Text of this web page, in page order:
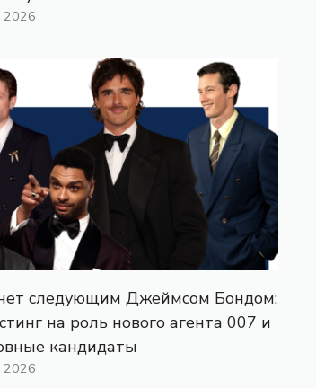
2026
следующим Джеймсом Бондом:
на роль нового агента 007 и
кандидаты
2026